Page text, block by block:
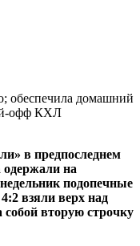
в предпоследнем
одержали на
подопечные
взяли верх над
вторую строчку